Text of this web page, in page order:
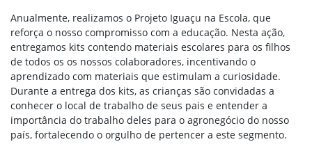
Anualmente, realizamos o Projeto Iguaçu na Escola, que
reforça o nosso compromisso com a educação. Nesta ação,
entregamos kits contendo materiais escolares para os filhos
de todos os os nossos colaboradores, incentivando o
aprendizado com materiais que estimulam a curiosidade.
Durante a entrega dos kits, as crianças são convidadas a
conhecer o local de trabalho de seus pais e entender a
importância do trabalho deles para o agronegócio do nosso
país, fortalecendo o orgulho de pertencer a este segmento.